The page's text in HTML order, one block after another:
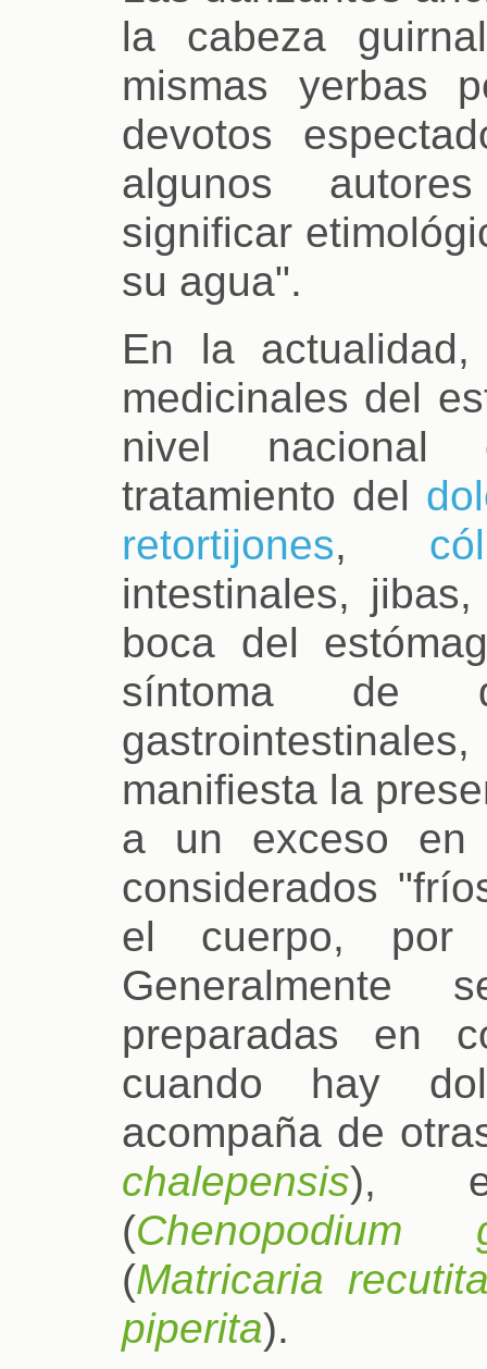
la cabeza
mismas yerbas
devotos
algunos
significar
su agua".
En la
medicinales del
nivel
tratamiento del
retortijones,
intestinales,
boca del
síntoma de
manifiesta la
a un exceso en
considerados
el cuerpo,
preparadas en
cuando hay
acompaña de
chalepensis),
(Chenopodium
(Matricaria
piperita).